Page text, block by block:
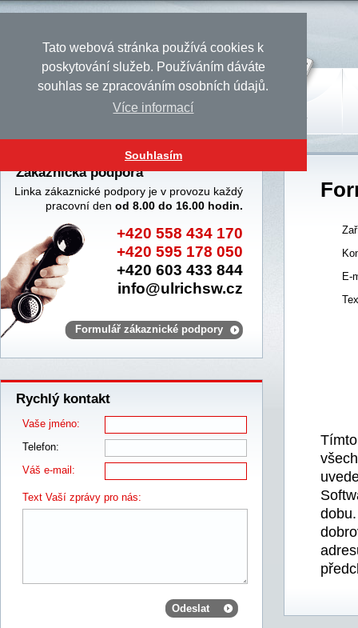
Tato webová stránka používá cookies k
poskytování služeb. Používáním dáváte
souhlas se zpracováním osobních údajů.
Více informací
Souhlasím
E-
Zákaznická podpora
Linka zákaznické podpory je v provozu každý
pracovní den od 8.00 do 16.00 hodin.
+420 558 434 170
+420 595 178 050
+420 603 433 844
info@ulrichsw.cz
Formulář zákaznické podpory
Rychlý kontakt
Vaše jméno:
Telefon:
Váš e-mail:
Text Vaší zprávy pro nás:
Služby